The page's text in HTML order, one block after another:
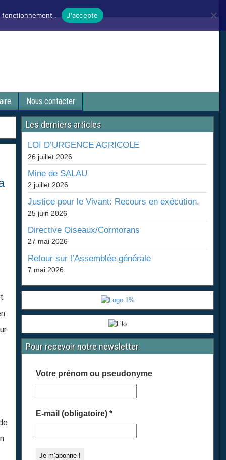
Nous contacter
Les derniers articles
LOI D’URGENCE AGRICOLE
26 juillet 2026
Mine de SALAU
2 juillet 2026
Justice pour le Vivant: Recours en exécution.
25 juin 2026
Directive Oiseaux/Cormorans
27 mai 2026
Retour sur l’Assemblée générale
7 mai 2026
Pour recevoir notre newsletter.
Votre prénom ou pseudonyme
E-mail (obligatoire)*
fonctionnement . J'accepte